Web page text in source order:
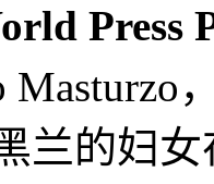
Press
Masturzo
兰的妇